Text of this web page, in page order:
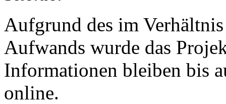
Aufgrund des im
Aufwands wurde das
Informationen bleiben bis
online.